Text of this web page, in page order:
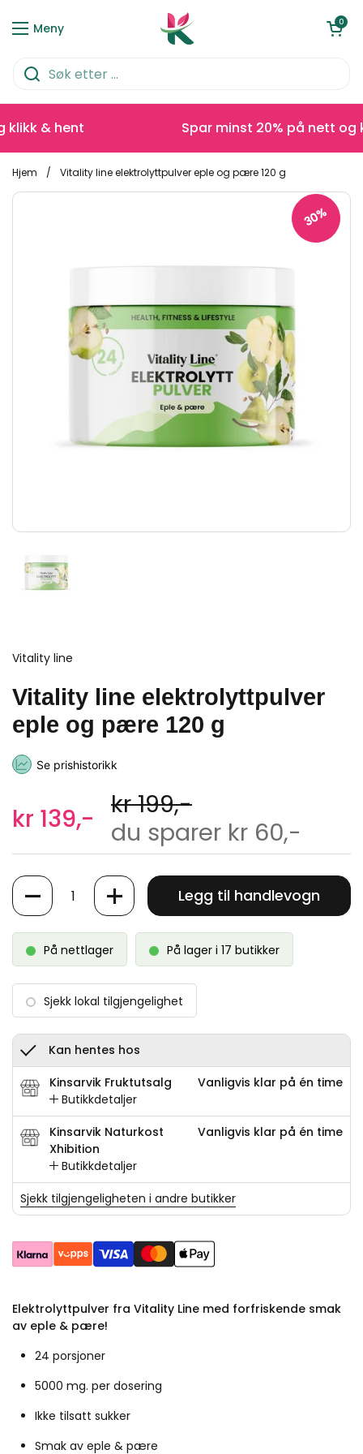
Meny
Åpen0
& hent Spar minst 20% på nett og
Hjem / Vitality line elektrolyttpulver eple og pære 120 g
30%
Vitality line
Vitality line elektrolyttpulver
eple og pære 120 g
Se prishistorikk
kr 139,- kr 199,-
du sparer kr 60,-
Antall
Legg til handlevogn
På nettlager På lager i 17 butikker
Sjekk lokal tilgjengelighet
Kan hentes hos
Kinsarvik Fruktutsalg
Butikkdetaljer
Vanligvis klar på én time
Kinsarvik Naturkost
Xhibition
Butikkdetaljer
Vanligvis klar på én time
Sjekk tilgjengeligheten i andre butikker
Elektrolyttpulver fra Vitality Line med forfriskende smak
av eple & pære!
24 porsjoner
5000 mg. per dosering
Ikke tilsatt sukker
Smak av eple & pære